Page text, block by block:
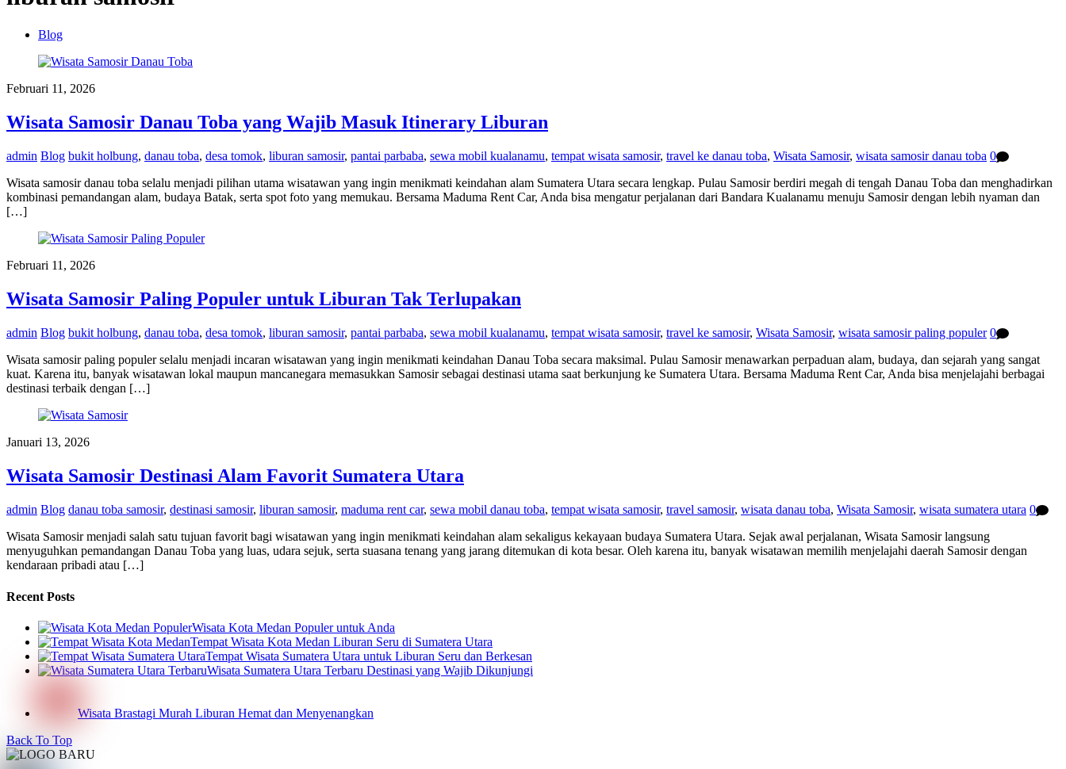
Blog
Februari 11, 2026
Wisata Samosir Danau Toba yang Wajib Masuk Itinerary Liburan
admin Blog bukit holbung, danau toba, desa tomok, liburan samosir, pantai parbaba, sewa mobil kualanamu, tempat wisata samosir, travel ke danau toba, Wisata Samosir, wisata samosir danau toba 0
Wisata samosir danau toba selalu menjadi pilihan utama wisatawan yang ingin menikmati keindahan alam Sumatera Utara secara lengkap. Pulau Samosir berdiri megah di tengah Danau Toba dan menghadirkan
kombinasi pemandangan alam, budaya Batak, serta spot foto yang memukau. Bersama Maduma Rent Car, Anda bisa mengatur perjalanan dari Bandara Kualanamu menuju Samosir dengan lebih nyaman dan
[…]
Februari 11, 2026
Wisata Samosir Paling Populer untuk Liburan Tak Terlupakan
admin Blog bukit holbung, danau toba, desa tomok, liburan samosir, pantai parbaba, sewa mobil kualanamu, tempat wisata samosir, travel ke samosir, Wisata Samosir, wisata samosir paling populer 0
Wisata samosir paling populer selalu menjadi incaran wisatawan yang ingin menikmati keindahan Danau Toba secara maksimal. Pulau Samosir menawarkan perpaduan alam, budaya, dan sejarah yang sangat
kuat. Karena itu, banyak wisatawan lokal maupun mancanegara memasukkan Samosir sebagai destinasi utama saat berkunjung ke Sumatera Utara. Bersama Maduma Rent Car, Anda bisa menjelajahi berbagai
destinasi terbaik dengan […]
Januari 13, 2026
Wisata Samosir Destinasi Alam Favorit Sumatera Utara
admin Blog danau toba samosir, destinasi samosir, liburan samosir, maduma rent car, sewa mobil danau toba, tempat wisata samosir, travel samosir, wisata danau toba, Wisata Samosir, wisata sumatera utara 0
Wisata Samosir menjadi salah satu tujuan favorit bagi wisatawan yang ingin menikmati keindahan alam sekaligus kekayaan budaya Sumatera Utara. Sejak awal perjalanan, Wisata Samosir langsung
menyuguhkan pemandangan Danau Toba yang luas, udara sejuk, serta suasana tenang yang jarang ditemukan di kota besar. Oleh karena itu, banyak wisatawan memilih menjelajahi daerah Samosir dengan
kendaraan pribadi atau […]
Recent Posts
Wisata Kota Medan Populer untuk Anda
Tempat Wisata Kota Medan Liburan Seru di Sumatera Utara
Tempat Wisata Sumatera Utara untuk Liburan Seru dan Berkesan
Wisata Sumatera Utara Terbaru Destinasi yang Wajib Dikunjungi
Wisata Brastagi Murah Liburan Hemat dan Menyenangkan
Back To Top